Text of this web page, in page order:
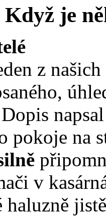
Když je
z
pokoje na
v